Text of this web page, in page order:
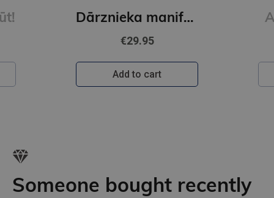
Dārznieka manifests
€29.95
Add to cart
Someone bought recently